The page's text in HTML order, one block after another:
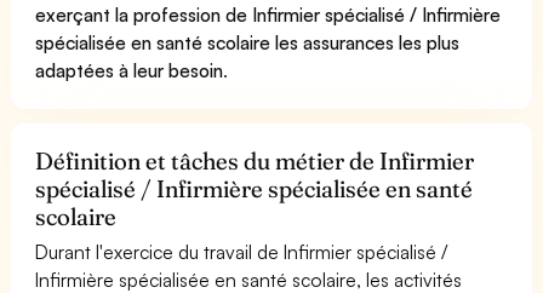
exerçant la profession de Infirmier spécialisé / Infirmière
spécialisée en santé scolaire les assurances les plus
adaptées à leur besoin.
Définition et tâches du métier de Infirmier
spécialisé / Infirmière spécialisée en santé
scolaire
Durant l'exercice du travail de Infirmier spécialisé /
Infirmière spécialisée en santé scolaire, les activités